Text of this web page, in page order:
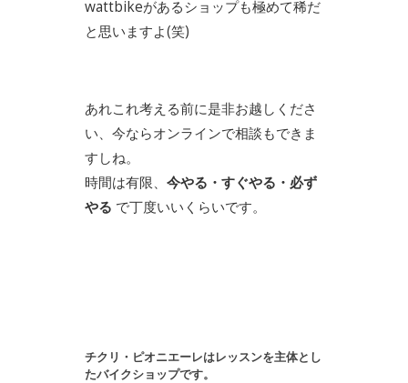
wattbikeがあるショップも極めて稀だ
と思いますよ(笑)
あれこれ考える前に是非お越しくださ
い、今ならオンラインで相談もできま
すしね。
時間は有限、 今やる・すぐやる・必ず
やる で丁度いいくらいです。
チクリ・ピオニエーレはレッスンを主体とし
たバイクショップです。